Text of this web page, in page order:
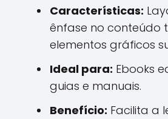
Características:
ênfase no conteúdo
elementos gráficos
Ideal para: Ebooks
guias e manuais.
Benefício: Facilita a